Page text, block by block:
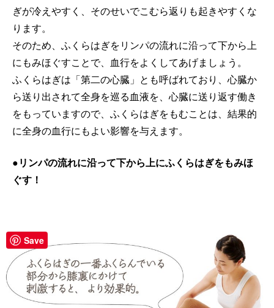
ぎが冷えやすく、そのせいでこむら返りも起きやすくな
ります。
そのため、ふくらはぎをリンパの流れに沿って下から上
にもみほぐすことで、血行をよくしてあげましょう。
ふくらはぎは「第二の心臓」とも呼ばれており、心臓か
ら送り出されて全身を巡る血液を、心臓に送り返す働き
をもっていますので、ふくらはぎをもむことは、結果的
に全身の血行にもよい影響を与えます。
●リンパの流れに沿って下から上にふくらはぎをもみほ
ぐす！
Save